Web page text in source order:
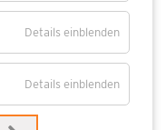
findet auch
statt.…
Tombola,
findet auch
statt. Nähere
Details einblenden
Details einblenden